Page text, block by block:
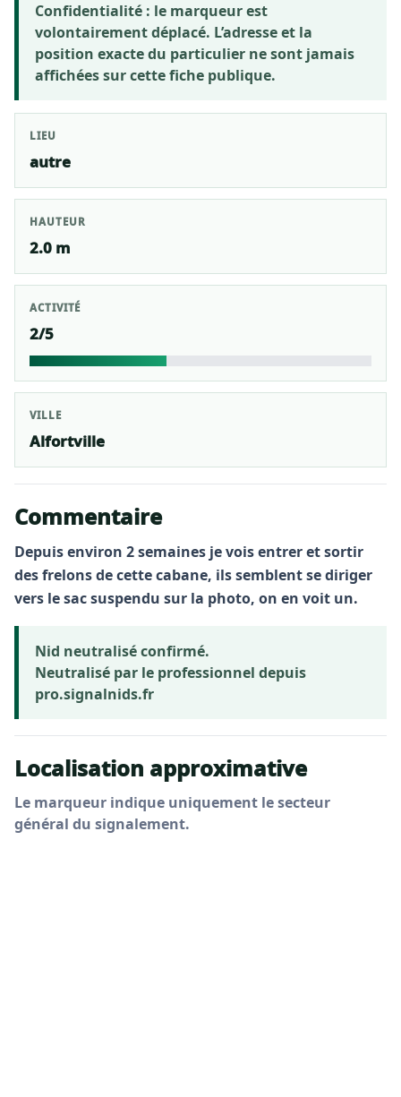
Confidentialité : le marqueur est
volontairement déplacé. L’adresse et la
position exacte du particulier ne sont jamais
affichées sur cette fiche publique.
LIEU
autre
HAUTEUR
2.0 m
ACTIVITÉ
2/5
VILLE
Alfortville
Commentaire
Depuis environ 2 semaines je vois entrer et sortir
des frelons de cette cabane, ils semblent se diriger
vers le sac suspendu sur la photo, on en voit un.
Nid neutralisé confirmé.
Neutralisé par le professionnel depuis
pro.signalnids.fr
Localisation approximative
Le marqueur indique uniquement le secteur
général du signalement.